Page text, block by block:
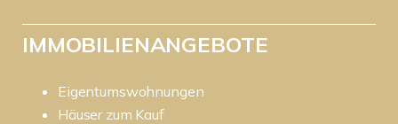
IMMOBILIENANGEBOTE
Eigentumswohnungen
Häuser zum Kauf